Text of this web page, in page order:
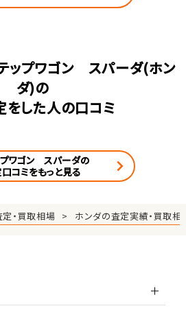
ップワゴン スパーダ(ホン
ダ)の
をした人の口コミ
ワゴン スパーダの
コミをもっと見る
・買取相場 ホンダの査定実績・買取相